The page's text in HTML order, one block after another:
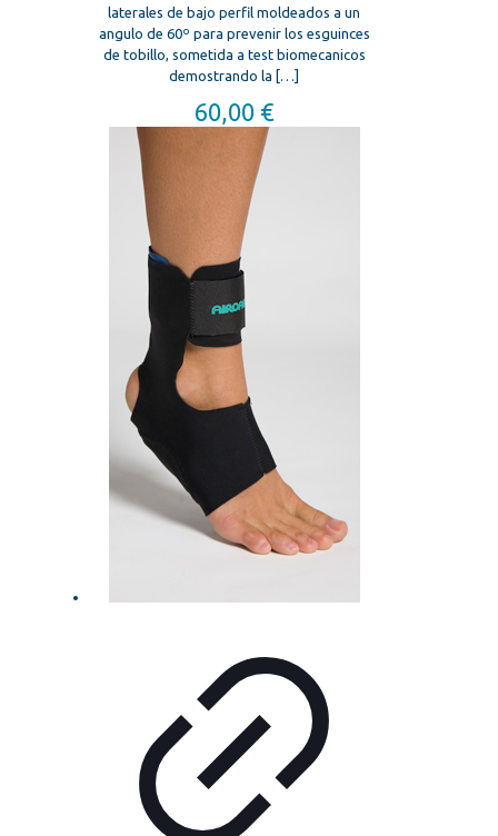
laterales de bajo perfil moldeados a un
angulo de 60º para prevenir los esguinces
de tobillo, sometida a test biomecanicos
demostrando la […]
60,00 €